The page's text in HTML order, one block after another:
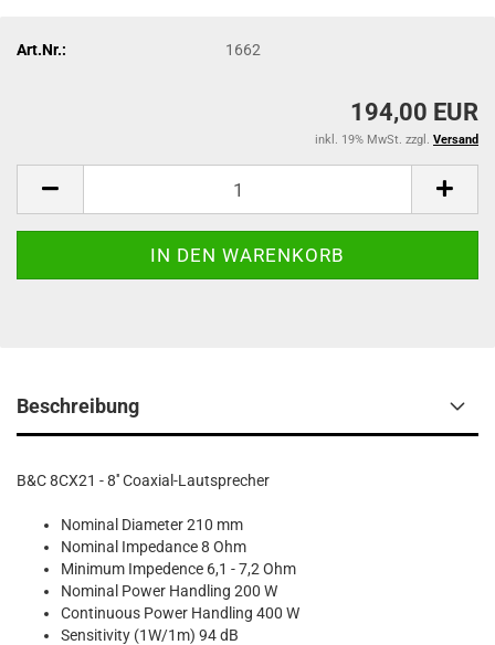
Art.Nr.: 1662
194,00 EUR
inkl. 19% MwSt. zzgl. Versand
Beschreibung
B&C 8CX21 - 8'' Coaxial-Lautsprecher
Nominal Diameter 210 mm
Nominal Impedance 8 Ohm
Minimum Impedence 6,1 - 7,2 Ohm
Nominal Power Handling 200 W
Continuous Power Handling 400 W
Sensitivity (1W/1m) 94 dB